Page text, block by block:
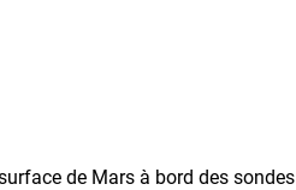
de Mars à bord des sondes